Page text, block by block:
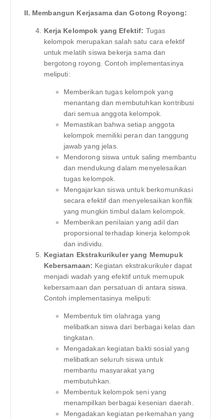
II. Membangun Kerjasama dan Gotong Royong:
Kerja Kelompok yang Efektif: Tugas
kelompok merupakan salah satu cara efektif
untuk melatih siswa bekerja sama dan
bergotong royong. Contoh implementasinya
meliputi:
Memberikan tugas kelompok yang
menantang dan membutuhkan kontribusi
dari semua anggota kelompok.
Memastikan bahwa setiap anggota
kelompok memiliki peran dan tanggung
jawab yang jelas.
Mendorong siswa untuk saling membantu
dan mendukung dalam menyelesaikan
tugas kelompok.
Mengajarkan siswa untuk berkomunikasi
secara efektif dan menyelesaikan konflik
yang mungkin timbul dalam kelompok.
Memberikan penilaian yang adil dan
proporsional terhadap kinerja kelompok
dan individu.
Kegiatan Ekstrakurikuler yang Memupuk
Kebersamaan: Kegiatan ekstrakurikuler dapat
menjadi wadah yang efektif untuk memupuk
kebersamaan dan persatuan di antara siswa.
Contoh implementasinya meliputi:
Membentuk tim olahraga yang
melibatkan siswa dari berbagai kelas dan
tingkatan.
Mengadakan kegiatan bakti sosial yang
melibatkan seluruh siswa untuk
membantu masyarakat yang
membutuhkan.
Membentuk kelompok seni yang
menampilkan berbagai kesenian daerah.
Mengadakan kegiatan perkemahan yang